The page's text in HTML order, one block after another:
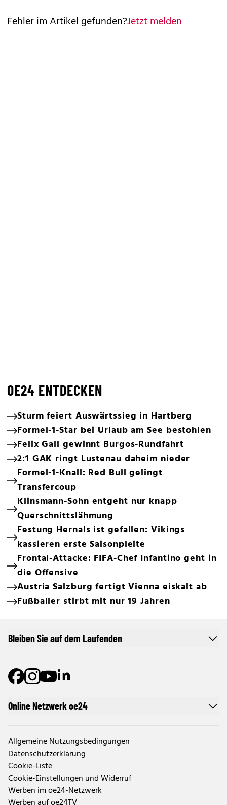
Fehler im Artikel gefunden?Jetzt melden
OE24 ENTDECKEN
Sturm feiert Auswärtssieg in Hartberg
Formel-1-Star bei Urlaub am See bestohlen
Felix Gall gewinnt Burgos-Rundfahrt
2:1 GAK ringt Lustenau daheim nieder
Formel-1-Knall: Red Bull gelingt
Transfercoup
Klinsmann-Sohn entgeht nur knapp
Querschnittslähmung
Festung Hernals ist gefallen: Vikings
kassieren erste Saisonpleite
Frontal-Attacke: FIFA-Chef Infantino geht in
die Offensive
Austria Salzburg fertigt Vienna eiskalt ab
Fußballer stirbt mit nur 19 Jahren
Online Netzwerk oe24
Allgemeine Nutzungsbedingungen
Datenschutzerklärung
Cookie-Liste
Cookie-Einstellungen und Widerruf
Werben im oe24-Netzwerk
Bleiben Sie auf dem Laufenden